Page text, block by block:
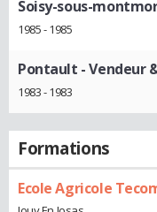
Soisy-sous-
1985 - 1985
Pontault - Vendeur
1983 - 1983
Formations
Ecole Agricole